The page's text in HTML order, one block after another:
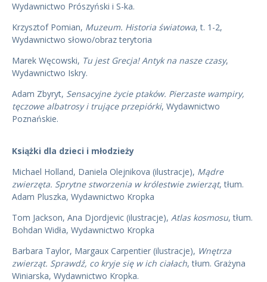
Wydawnictwo Prószyński i S-ka.
Krzysztof Pomian, Muzeum. Historia światowa, t. 1-2,
Wydawnictwo słowo/obraz terytoria
Marek Węcowski, Tu jest Grecja! Antyk na nasze czasy,
Wydawnictwo Iskry.
Adam Zbyryt, Sensacyjne życie ptaków. Pierzaste wampiry,
tęczowe albatrosy i trujące przepiórki, Wydawnictwo
Poznańskie.
Książki dla dzieci i młodzieży
Michael Holland, Daniela Olejnikova (ilustracje), Mądre
zwierzęta. Sprytne stworzenia w królestwie zwierząt, tłum.
Adam Pluszka, Wydawnictwo Kropka
Tom Jackson, Ana Djordjevic (ilustracje), Atlas kosmosu, tłum.
Bohdan Widła, Wydawnictwo Kropka
Barbara Taylor, Margaux Carpentier (ilustracje), Wnętrza
zwierząt. Sprawdź, co kryje się w ich ciałach, tłum. Grażyna
Winiarska, Wydawnictwo Kropka.